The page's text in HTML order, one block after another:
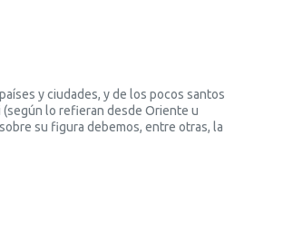
y ciudades, y de los pocos santos
(según lo refieran desde Oriente u
su figura debemos, entre otras, la